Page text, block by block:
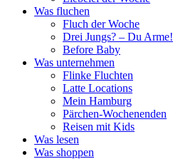
Was fluchen
Fluch der Woche
Drei Jungs? – Du Arme!
Before Baby
Was unternehmen
Flinke Fluchten
Latte Locations
Mein Hamburg
Pärchen-Wochenenden
Reisen mit Kids
Was lesen
Was shoppen